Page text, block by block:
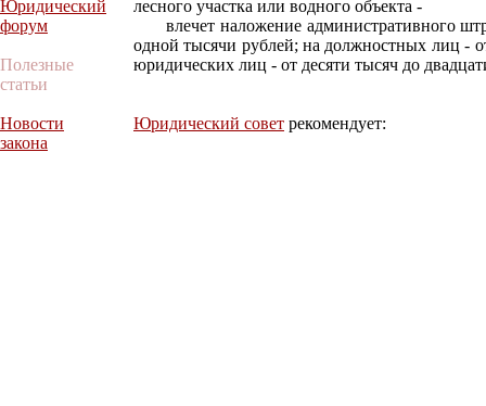
Юридический
форум
Полезные
статьи
Новости
закона
лесного участка или водного объекта -
влечет наложение административного
одной тысячи рублей; на должностных лиц -
юридических лиц - от десяти тысяч до
Юридический совет рекомендует: